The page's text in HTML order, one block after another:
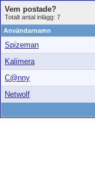
Vem postade?
Totalt antal inlägg: 7
Användarnamn
Spizeman
Kalimera
C@nny
Netwolf